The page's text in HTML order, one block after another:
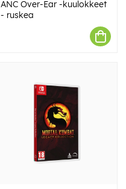
ANC Over-Ear -kuulokkeet
- ruskea